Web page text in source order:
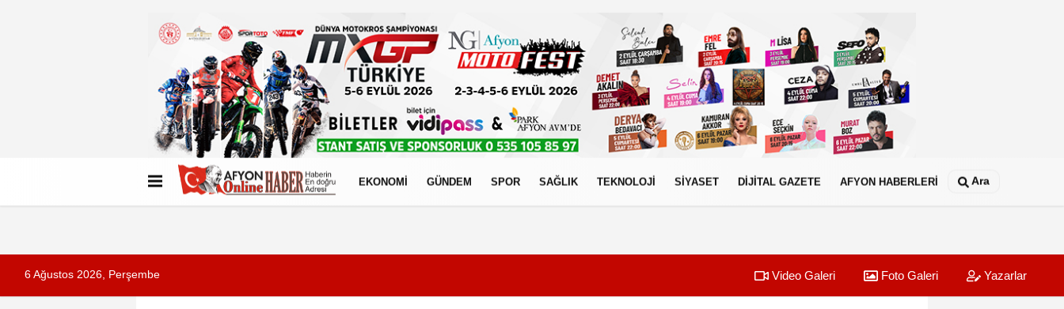
Künye İletişim Çerez Politikası
EKONOMİ GÜNDEM SPOR SAĞLIK TEKNOLOJİ SİYASET DİJİTAL GAZETE AFYON HABERLERİ Ara
6 Ağustos 2026, Perşembe Video Galeri Foto Galeri Yazarlar